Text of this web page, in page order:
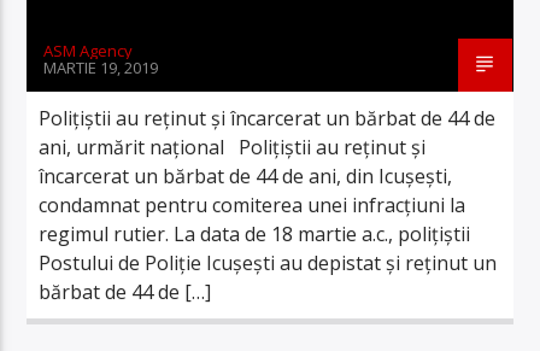
ASM Agency
MARTIE 19, 2019
Polițiștii au reținut și încarcerat un bărbat de 44 de
ani, urmărit național Polițiștii au reținut și
încarcerat un bărbat de 44 de ani, din Icușești,
condamnat pentru comiterea unei infracțiuni la
regimul rutier. La data de 18 martie a.c., polițiștii
Postului de Poliţie Icuşeşti au depistat și reținut un
bărbat de 44 de […]